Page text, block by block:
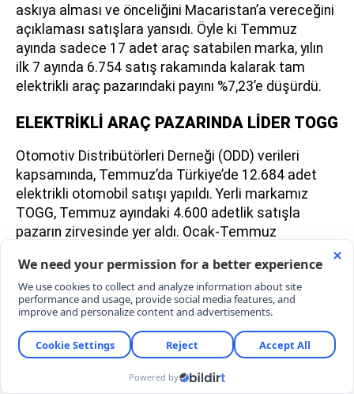
askıya alması ve önceliğini Macaristan’a vereceğini
açıklaması satışlara yansıdı. Öyle ki Temmuz
ayında sadece 17 adet araç satabilen marka, yılın
ilk 7 ayında 6.754 satış rakamında kalarak tam
elektrikli araç pazarındaki payını %7,23’e düşürdü.
ELEKTRİKLİ ARAÇ PAZARINDA LİDER TOGG
Otomotiv Distribütörleri Derneği (ODD) verileri
kapsamında, Temmuz’da Türkiye’de 12.684 adet
elektrikli otomobil satışı yapıldı. Yerli markamız
TOGG, Temmuz ayındaki 4.600 adetlik satışla
pazarın zirvesinde yer aldı. Ocak-Temmuz
ulaşan TOGG, %27,67’lik pazar payıyla liderliği
korudu.